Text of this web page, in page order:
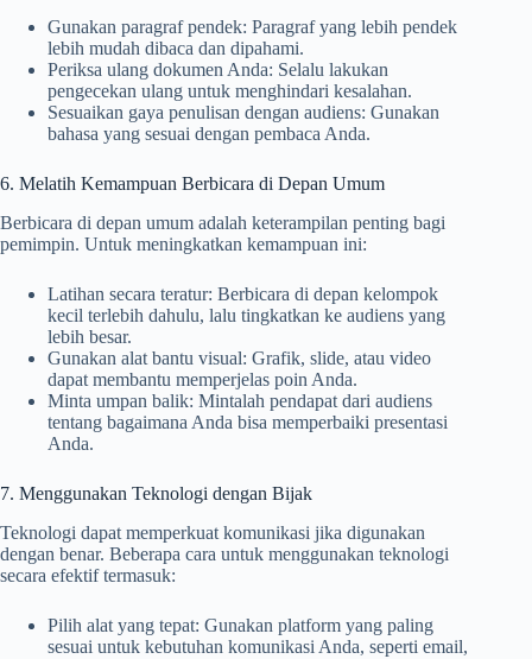
Gunakan paragraf pendek: Paragraf yang lebih pendek
lebih mudah dibaca dan dipahami.
Periksa ulang dokumen Anda: Selalu lakukan
pengecekan ulang untuk menghindari kesalahan.
Sesuaikan gaya penulisan dengan audiens: Gunakan
bahasa yang sesuai dengan pembaca Anda.
6. Melatih Kemampuan Berbicara di Depan Umum
Berbicara di depan umum adalah keterampilan penting bagi
pemimpin. Untuk meningkatkan kemampuan ini:
Latihan secara teratur: Berbicara di depan kelompok
kecil terlebih dahulu, lalu tingkatkan ke audiens yang
lebih besar.
Gunakan alat bantu visual: Grafik, slide, atau video
dapat membantu memperjelas poin Anda.
Minta umpan balik: Mintalah pendapat dari audiens
tentang bagaimana Anda bisa memperbaiki presentasi
Anda.
7. Menggunakan Teknologi dengan Bijak
Teknologi dapat memperkuat komunikasi jika digunakan
dengan benar. Beberapa cara untuk menggunakan teknologi
secara efektif termasuk:
Pilih alat yang tepat: Gunakan platform yang paling
sesuai untuk kebutuhan komunikasi Anda, seperti email,